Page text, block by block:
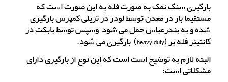
بارگیری سنگ نمک به صورت فله به این صورت است که
مستقیما بار در معدن توسط لودر در تریلی کمپرس بارگیری
شده و به بندرعباس حمل می شود وسپس توسط بابکت در
کانتینر فله بر (heavy duty) بارگیری می شود.
البته لازم به توضیح است است که این نوع از بارگیری دارای
مشکلاتی است: